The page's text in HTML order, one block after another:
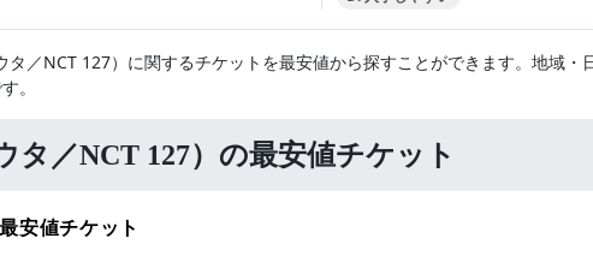
タ／NCT 127）に関するチケットを最安値から探すことができます。地域・
。
タ／NCT 127）の最安値チケット
安値チケット